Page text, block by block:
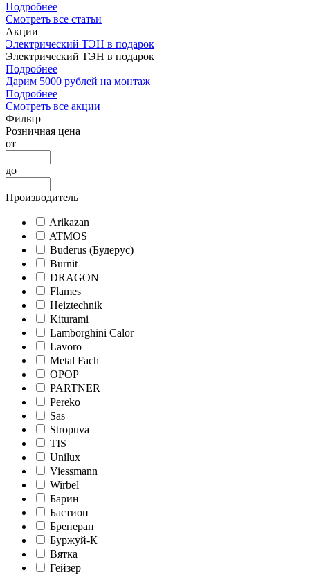
Подробнее
Смотреть все статьи
Акции
Электрический ТЭН в подарок
Электрический ТЭН в подарок
Подробнее
Дарим 5000 рублей на монтаж
Подробнее
Смотреть все акции
Фильтр
Розничная цена
от
до
Производитель
Arikazan
ATMOS
Buderus (Будерус)
Burnit
DRAGON
Flames
Heiztechnik
Kiturami
Lamborghini Calor
Lavoro
Metal Fach
OPOP
PARTNER
Pereko
Sas
Stropuva
TIS
Unilux
Viessmann
Wirbel
Барин
Бастион
Бренеран
Буржуй-К
Вятка
Гейзер